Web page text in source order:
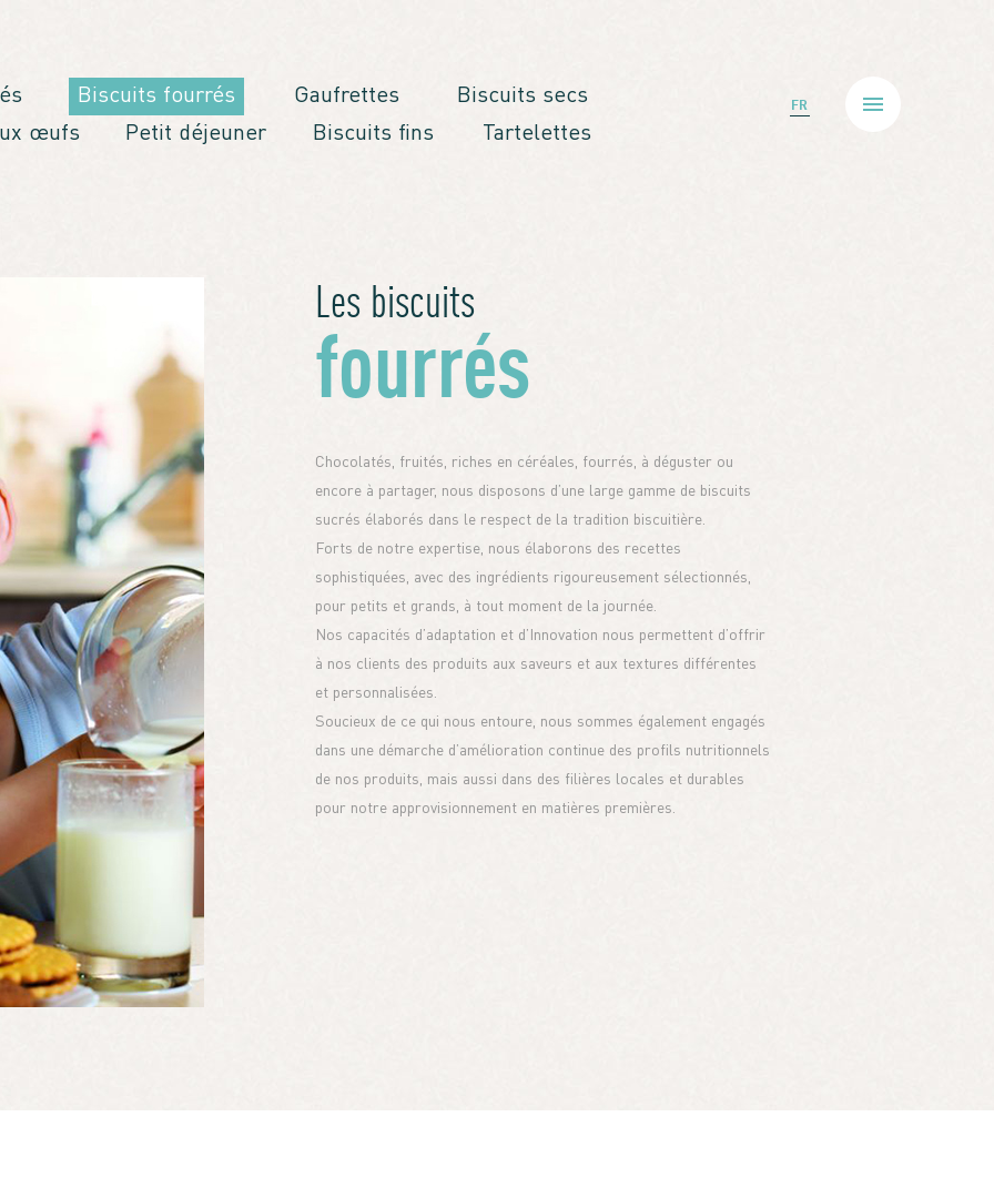
FR
Biscuits fourrés Gaufrettes
Biscuits secs
œufs
Petit déjeuner Biscuits fins Tartelettes
Les biscuits
fourrés
Chocolatés, fruités, riches en céréales, fourrés, à déguster ou
encore à partager, nous disposons d’une large gamme de biscuits
sucrés élaborés dans le respect de la tradition biscuitière.
Forts de notre expertise, nous élaborons des recettes
sophistiquées, avec des ingrédients rigoureusement sélectionnés,
pour petits et grands, à tout moment de la journée.
Nos capacités d’adaptation et d’Innovation nous permettent d’offrir
à nos clients des produits aux saveurs et aux textures différentes
et personnalisées.
Soucieux de ce qui nous entoure, nous sommes également engagés
dans une démarche d’amélioration continue des profils nutritionnels
de nos produits, mais aussi dans des filières locales et durables
pour notre approvisionnement en matières premières.